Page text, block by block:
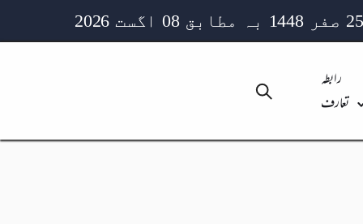
رابطہ
تعارف